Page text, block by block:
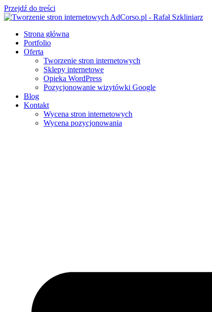
Przejdź do treści
Strona główna
Portfolio
Oferta
Tworzenie stron internetowych
Sklepy internetowe
Opieka WordPress
Pozycjonowanie wizytówki Google
Blog
Kontakt
Wycena stron internetowych
Wycena pozycjonowania